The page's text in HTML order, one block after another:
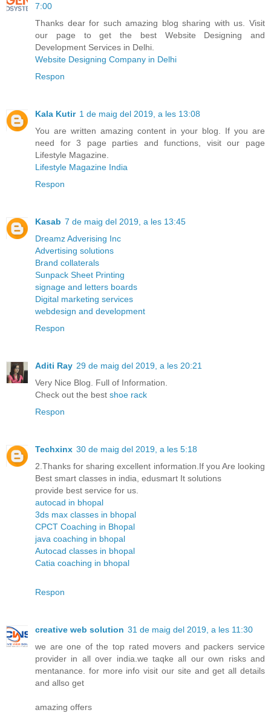
7:00
Thanks dear for such amazing blog sharing with us. Visit
our page to get the best Website Designing and
Development Services in Delhi.
Website Designing Company in Delhi
Respon
Kala Kutir 1 de maig del 2019, a les 13:08
You are written amazing content in your blog. If you are
need for 3 page parties and functions, visit our page
Lifestyle Magazine.
Lifestyle Magazine India
Respon
Kasab 7 de maig del 2019, a les 13:45
Dreamz Adverising Inc
Advertising solutions
Brand collaterals
Sunpack Sheet Printing
signage and letters boards
Digital marketing services
webdesign and development
Respon
Aditi Ray 29 de maig del 2019, a les 20:21
Very Nice Blog. Full of Information.
Check out the best shoe rack
Respon
Techxinx 30 de maig del 2019, a les 5:18
2.Thanks for sharing excellent information.If you Are looking
Best smart classes in india, edusmart It solutions
provide best service for us.
autocad in bhopal
3ds max classes in bhopal
CPCT Coaching in Bhopal
java coaching in bhopal
Autocad classes in bhopal
Catia coaching in bhopal
Respon
creative web solution 31 de maig del 2019, a les 11:30
we are one of the top rated movers and packers service
provider in all over india.we taqke all our own risks and
mentanance. for more info visit our site and get all details
and allso get
amazing offers